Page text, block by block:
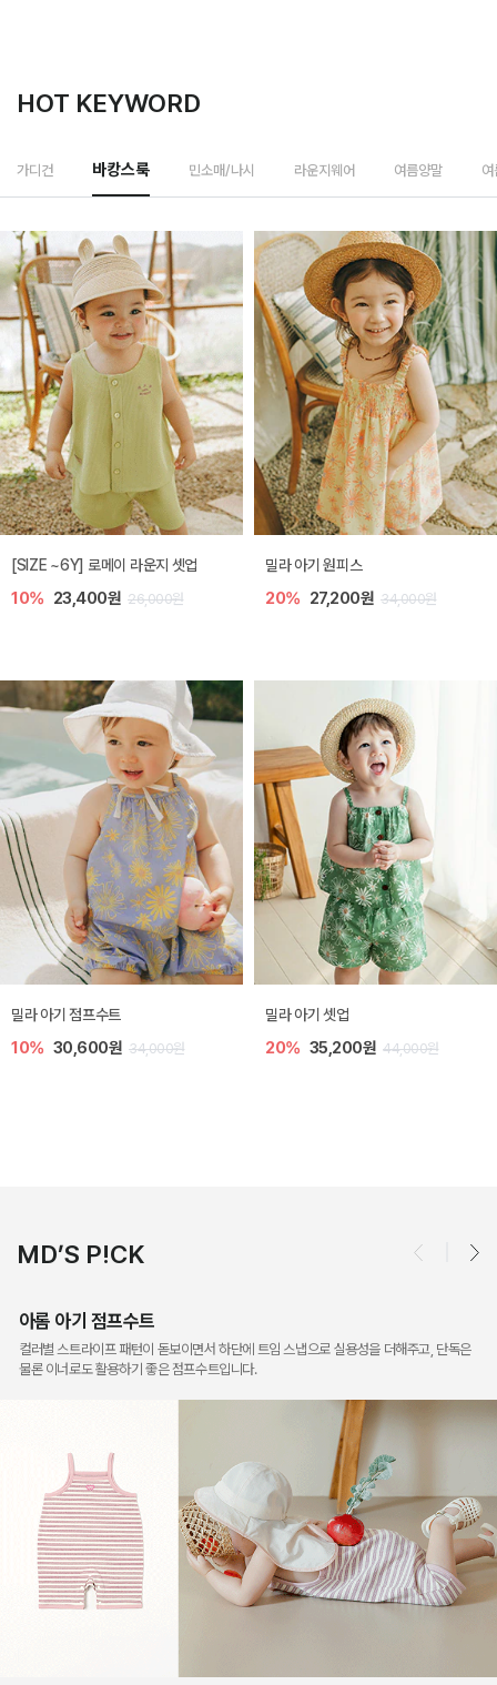
HOT KEYWORD
가디건 바캉스룩 민소매/나시 라운지웨어 여름양말
피스
원 34,000원
업
원 44,000원
엘리오 아기 블라우스
20% 21,600원 27,000원 20%
토닉 아기 민소매 티셔츠
20% 11,200원 14,000원 10%
MD’S P!CK
아롬 아기 점프수트
컬러별 스트라이프 패턴이 돋보이면서 하단에 트임 스냅으로 실용성을 더해주고, 단독은
물론 이너로도 활용하기 좋은 점프수트입니다.